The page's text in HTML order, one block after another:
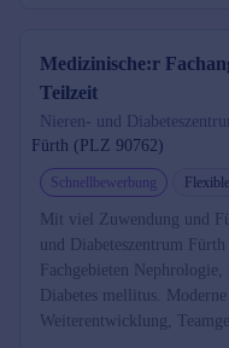
Medizinische:r
Teilzeit
Nieren- und
Fürth (PLZ 90762)
Schnellbewerbung
Mit viel Zuwendung und
und Diabeteszentrum
Fachgebieten
Diabetes mellitus.
Weiterentwicklung,